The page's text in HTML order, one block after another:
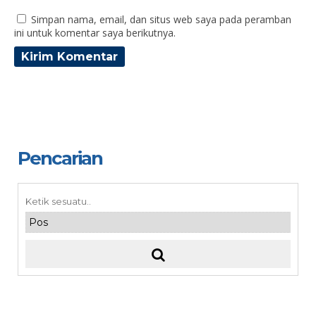
Simpan nama, email, dan situs web saya pada peramban
ini untuk komentar saya berikutnya.
Pencarian